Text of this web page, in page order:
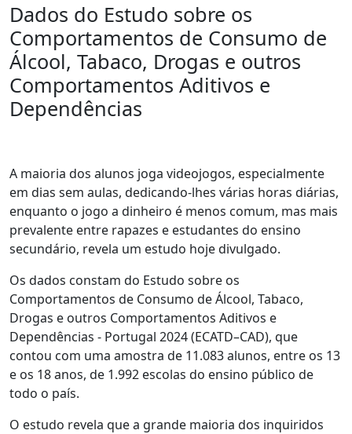
Dados do Estudo sobre os
Comportamentos de Consumo de
Álcool, Tabaco, Drogas e outros
Comportamentos Aditivos e
Dependências
A maioria dos alunos joga videojogos, especialmente
em dias sem aulas, dedicando-lhes várias horas diárias,
enquanto o jogo a dinheiro é menos comum, mas mais
prevalente entre rapazes e estudantes do ensino
secundário, revela um estudo hoje divulgado.
Os dados constam do Estudo sobre os
Comportamentos de Consumo de Álcool, Tabaco,
Drogas e outros Comportamentos Aditivos e
Dependências - Portugal 2024 (ECATD–CAD), que
contou com uma amostra de 11.083 alunos, entre os 13
e os 18 anos, de 1.992 escolas do ensino público de
todo o país.
O estudo revela que a grande maioria dos inquiridos